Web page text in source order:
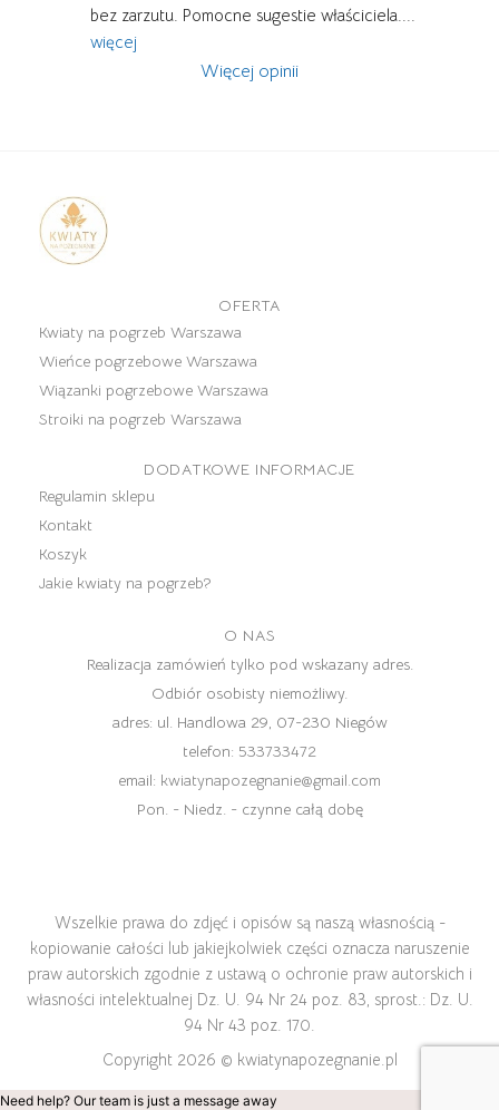
bez zarzutu. Pomocne sugestie właściciela.
więcej
Więcej opinii
OFERTA
Kwiaty na pogrzeb Warszawa
Wieńce pogrzebowe Warszawa
Wiązanki pogrzebowe Warszawa
Stroiki na pogrzeb Warszawa
DODATKOWE INFORMACJE
Regulamin sklepu
Kontakt
Koszyk
Jakie kwiaty na pogrzeb?
O NAS
Realizacja zamówień tylko pod wskazany adres.
Odbiór osobisty niemożliwy.
adres: ul. Handlowa 29, 07-230 Niegów
telefon: 533733472
email: kwiatynapozegnanie@gmail.com
Pon. - Niedz. - czynne całą dobę
Wszelkie prawa do zdjęć i opisów są naszą własnością -
kopiowanie całości lub jakiejkolwiek części oznacza naruszenie
praw autorskich zgodnie z ustawą o ochronie praw autorskich i
własności intelektualnej Dz. U. 94 Nr 24 poz. 83, sprost.: Dz. U.
94 Nr 43 poz. 170.
Copyright 2026 © kwiatynapozegnanie.pl
Need help? Our team is just a message away